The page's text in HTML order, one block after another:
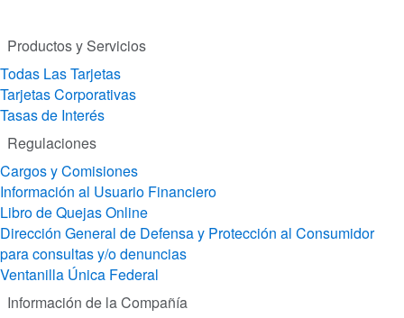
Productos y Servicios
Todas Las Tarjetas
Tarjetas Corporativas
Tasas de Interés
Regulaciones
Cargos y Comisiones
Información al Usuario Financiero
Libro de Quejas Online
Dirección General de Defensa y Protección al Consumidor
para consultas y/o denuncias
Ventanilla Única Federal
Información de la Compañía